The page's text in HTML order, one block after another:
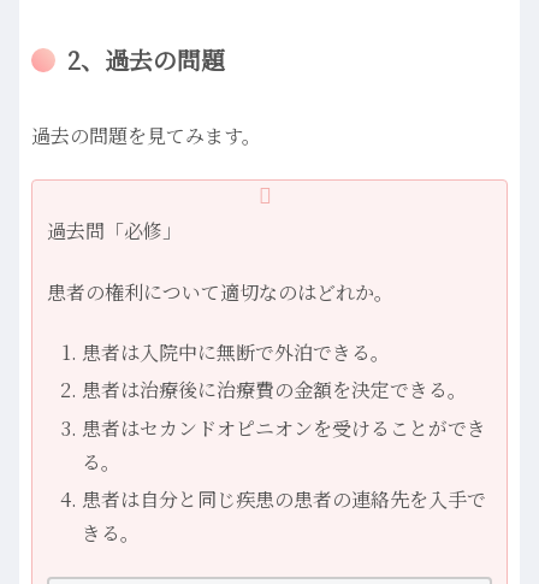
2、過去の問題
過去の問題を見てみます。
過去問「必修」
患者の権利について適切なのはどれか。
患者は入院中に無断で外泊できる。
患者は治療後に治療費の金額を決定できる。
患者はセカンドオピニオンを受けることができ
る。
患者は自分と同じ疾患の患者の連絡先を入手で
きる。